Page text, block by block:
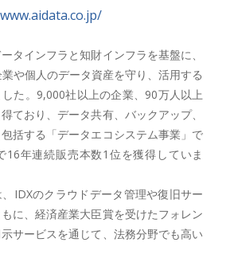
タインフラと知財インフラを基盤に、
や個人のデータ資産を守り、活用する
た。9,000社以上の企業、90万人以上
ており、データ共有、バックアップ、
括する「データエコシステム事業」で
16年連続販売本数1位を獲得していま
IDXのクラウドデータ管理や復旧サー
に、経済産業大臣賞を受けたフォレン
サービスを通じて、法務分野でも高い